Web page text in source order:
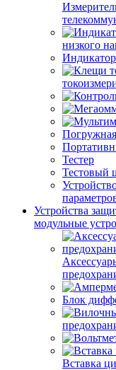
низкого
Тестер
Тестовый
Устройства
модульные
Блок
Вставка